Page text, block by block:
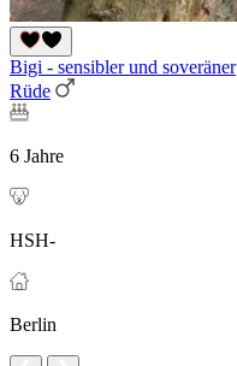
Bigi - sensibler und soveräner
Rüde
6 Jahre
HSH-
Berlin